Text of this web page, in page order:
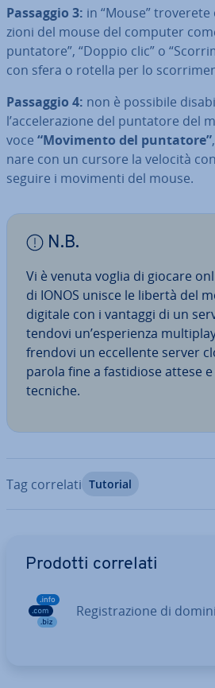
Passaggio 3: in “Mouse”
zio­ni del mouse del computer
puntatore”, “Doppio clic” o
con sfera o rotella per lo
Passaggio 4: non è possibile
l’ac­ce­le­ra­zio­ne del puntatore del
voce “Movimento del puntatore”
na­re con un cursore la velocità
seguire i movimenti del mouse.
N.B.
Vi è venuta voglia di giocare
di IONOS unisce le libertà del
digitale con i vantaggi di un
ten­do­vi un’espe­rien­za
fren­do­vi un ec­cel­len­te server
parola fine a fa­sti­dio­se attese
tecniche.
Tag correlati Tutorial
Prodotti correlati
Re­gi­stra­zio­ne di